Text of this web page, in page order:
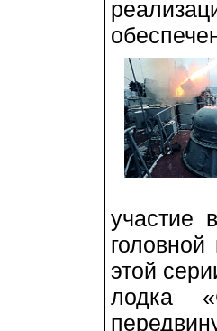
участие
этой
лодка